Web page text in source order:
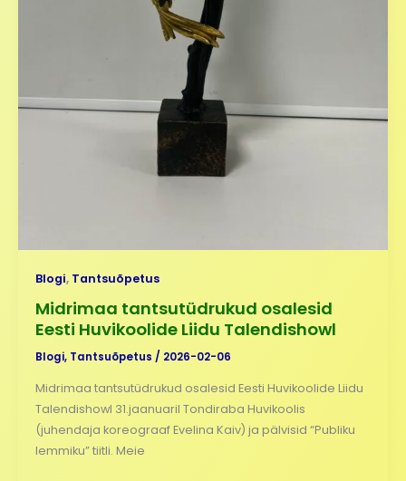
Blogi, Tantsuõpetus
Midrimaa tantsutüdrukud osalesid
Eesti Huvikoolide Liidu Talendishowl
Blogi, Tantsuõpetus / 2026-02-06
Midrimaa tantsutüdrukud osalesid Eesti Huvikoolide Liidu
Talendishowl 31.jaanuaril Tondiraba Huvikoolis
(juhendaja koreograaf Evelina Kaiv) ja pälvisid “Publiku
lemmiku” tiitli. Meie